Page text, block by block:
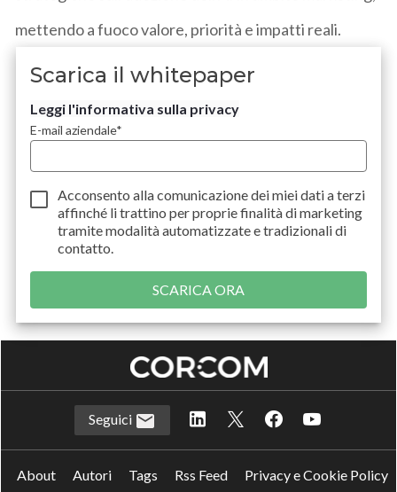
mettendo a fuoco valore, priorità e impatti reali.
Scarica il whitepaper
Leggi l'informativa sulla privacy
E-mail aziendale*
Acconsento alla comunicazione dei miei dati aterzi
affinché li trattino per proprie finalità di marketing
tramite modalità automatizzate e tradizionali di
contatto.
Seguici
About Autori Tags Rss Feed
Privacy e Cookie Policy